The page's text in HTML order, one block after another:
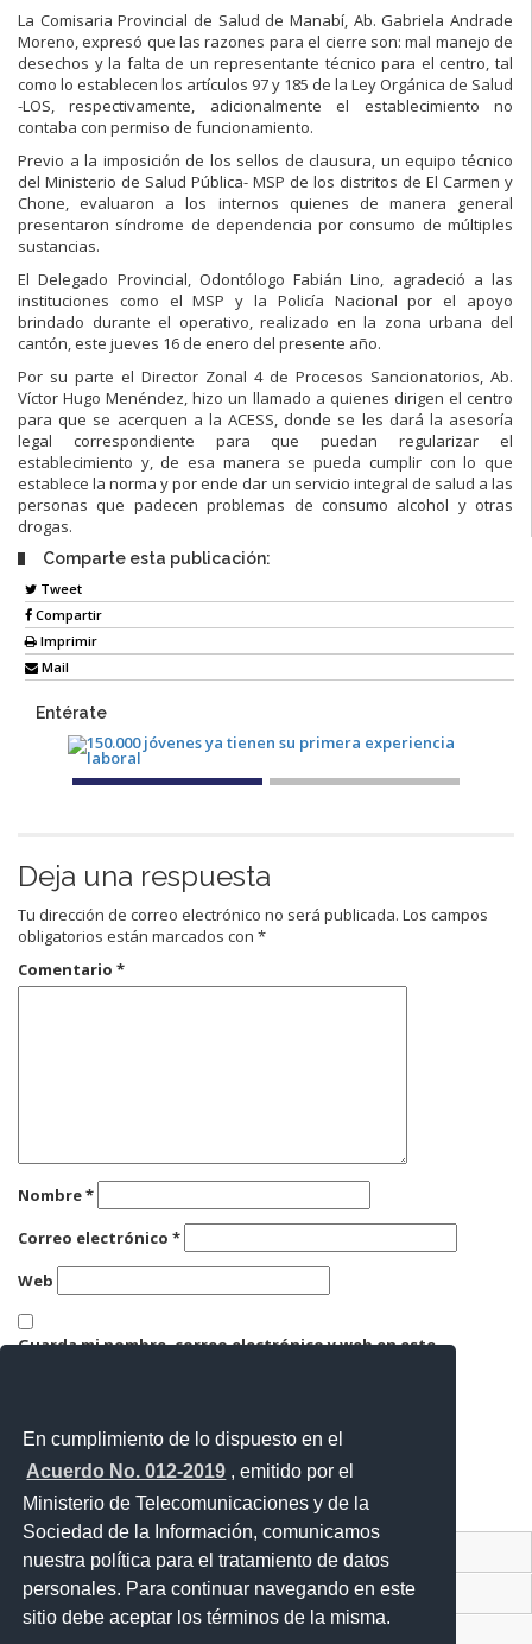
En cumplimiento de lo dispuesto en el
Acuerdo No. 012-2019 , emitido por el
Ministerio de Telecomunicaciones y de la
Sociedad de la Información, comunicamos
nuestra política para el tratamiento de datos
personales. Para continuar navegando en este
sitio debe aceptar los términos de la misma.
La Comisaria Provincial de Salud de Manabí, Ab. Gabriela Andrade
Moreno, expresó que las razones para el cierre son: mal manejo de
desechos y la falta de un representante técnico para el centro, tal
como lo establecen los artículos 97 y 185 de la Ley Orgánica de Salud
-LOS, respectivamente, adicionalmente el establecimiento no
contaba con permiso de funcionamiento.
Previo a la imposición de los sellos de clausura, un equipo técnico
del Ministerio de Salud Pública- MSP de los distritos de El Carmen y
Chone, evaluaron a los internos quienes de manera general
presentaron síndrome de dependencia por consumo de múltiples
sustancias.
El Delegado Provincial, Odontólogo Fabián Lino, agradeció a las
instituciones como el MSP y la Policía Nacional por el apoyo
brindado durante el operativo, realizado en la zona urbana del
cantón, este jueves 16 de enero del presente año.
Por su parte el Director Zonal 4 de Procesos Sancionatorios, Ab.
Víctor Hugo Menéndez, hizo un llamado a quienes dirigen el centro
para que se acerquen a la ACESS, donde se les dará la asesoría
legal correspondiente para que puedan regularizar el
establecimiento y, de esa manera se pueda cumplir con lo que
establece la norma y por ende dar un servicio integral de salud a las
personas que padecen problemas de consumo alcohol y otras
drogas.
Comparte esta publicación:
Tweet
Compartir
Imprimir
Mail
Entérate
Deja una respuesta
Tu dirección de correo electrónico no será publicada. Los campos
obligatorios están marcados con *
Comentario *
Nombre*
Correo electrónico *
Web
Guarda mi nombre, correo electrónico y web en este
Contacto Ciudadano Digital
Portal Trámites Ciudadanos
Sistema Nacional de Información (SNI)